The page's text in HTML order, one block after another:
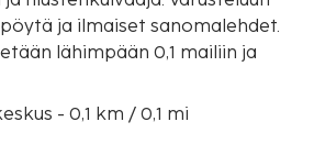
ja ilmaiset sanomalehdet.
lähimpään 0,1 mailiin ja
- 0,1 km / 0,1 mi